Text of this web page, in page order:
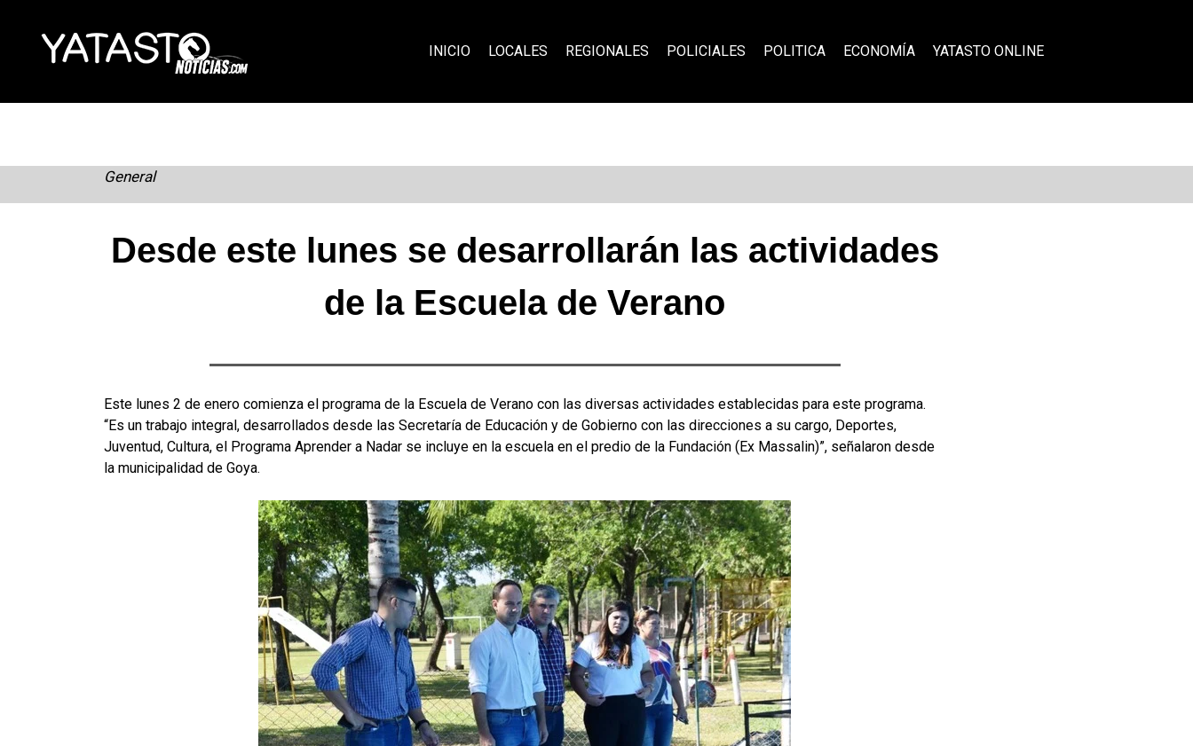
INICIO LOCALES REGIONALES POLICIALES POLITICA ECONOMÍA YATASTO ONLINE
General
Desde este lunes se desarrollarán las actividades
de la Escuela de Verano
Este lunes 2 de enero comienza el programa de la Escuela de Verano con las diversas actividades establecidas para este programa.
“Es un trabajo integral, desarrollados desde las Secretaría de Educación y de Gobierno con las direcciones a su cargo, Deportes,
Juventud, Cultura, el Programa Aprender a Nadar se incluye en la escuela en el predio de la Fundación (Ex Massalin)”, señalaron desde
la municipalidad de Goya.